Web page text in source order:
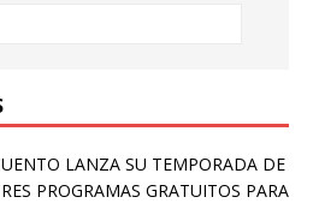
LANZA SU TEMPORADA DE
PROGRAMAS GRATUITOS PARA